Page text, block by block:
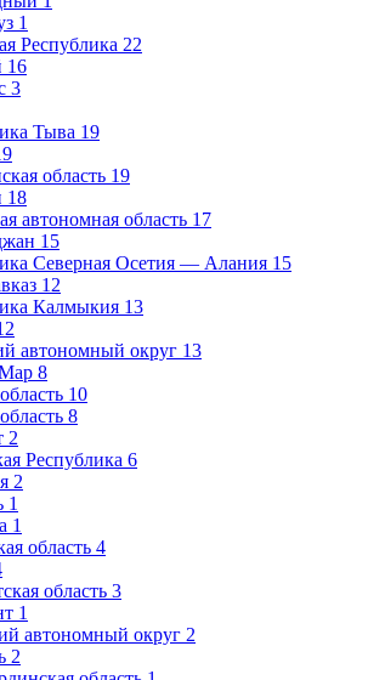
1
Республика 22
16
3
Тыва 19
область 19
18
автономная область 17
15
Северная Осетия — Алания 15
12
Калмыкия 13
автономный округ 13
8
10
8
2
Республика 6
2
1
1
область 4
область 3
1
автономный округ 2
2